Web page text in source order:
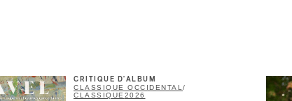
CRITIQUE D'ALBUM
CLASSIQUE OCCIDENTAL /
CLASSIQUE 2026